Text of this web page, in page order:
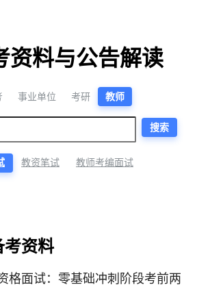
资料与公告解读
事业单位 考研 教师
搜索
教资笔试
教师考编面试
考资料
格面试：零基础冲刺阶段考前两